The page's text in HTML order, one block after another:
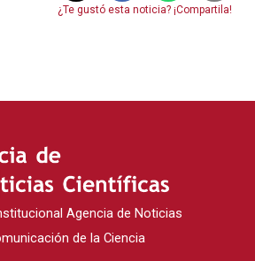
¿Te gustó esta noticia? ¡Compartila!
Agencia de Noticias
de la Ciencia